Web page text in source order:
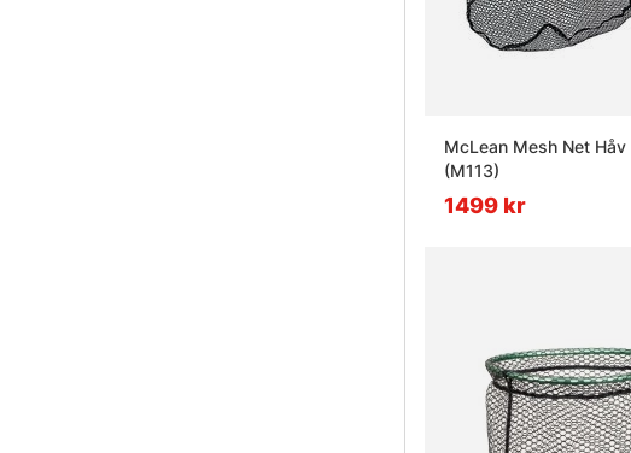
McLean Mesh Net
(M113)
1499 kr